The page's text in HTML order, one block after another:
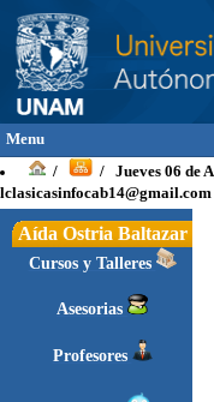
Menu
/ / Jueves 06 de
lclasicasinfocab14@gmail.com
INICIO
INTRODUCCIÓN
Aída Ostria Baltazar
Cursos y Talleres
Asesorias
Profesores